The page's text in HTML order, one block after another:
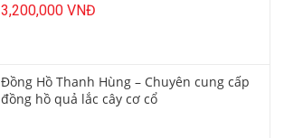
3,200,000 VNĐ
Đồng Hồ Thanh Hùng – Chuyên cung cấp
đồng hồ quả lắc cây cơ cổ